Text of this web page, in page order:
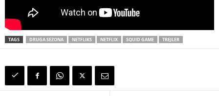
TAGS DRUGA SEZONA NETFLIKS NETFLIX SQUID GAME TREJLER